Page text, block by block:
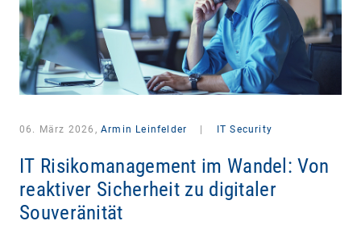
06. März 2026, Armin Leinfelder IT Security
IT Risikomanagement im Wandel: Von
reaktiver Sicherheit zu digitaler
Souveränität